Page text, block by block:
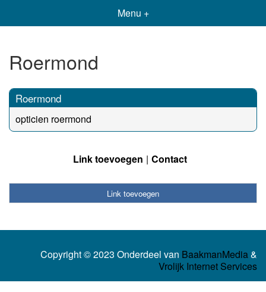
Menu +
Roermond
Roermond
opticien roermond
Link toevoegen Contact
Link toevoegen
Copyright © 2023 Onderdeel van BaakmanMedia&
Vrolijk Internet Services